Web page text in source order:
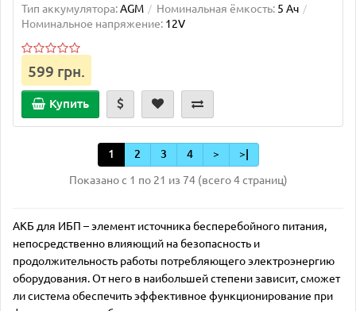
Тип аккумулятора:AGM Номинальная ёмкость: 5 Ач
Номинальное напряжение: 12V
599 грн.
Купить
1 2 3 4 > >|
Показано с 1 по 21 из 74 (всего 4 страниц)
АКБ для ИБП – элемент источника бесперебойного питания,
непосредственно влияющий на безопасность и
продолжительность работы потребляющего электроэнергию
оборудования. От него в наибольшей степени зависит, сможет
ли система обеспечить эффективное функционирование при